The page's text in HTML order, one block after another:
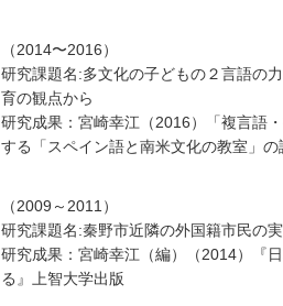
（2014〜2016）
研究課題名:多文化の子どもの２言語の
育の観点から
研究成果：宮崎幸江（2016）「複言語
する「スペイン語と南米文化の教室」
（2009～2011）
研究課題名:秦野市近隣の外国籍市民の
研究成果：宮崎幸江（編）（2014）『
る』上智大学出版